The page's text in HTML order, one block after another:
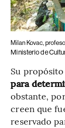
Milan Kovac,
Ministerio de
Su
para
obstante,
creen que
reservado